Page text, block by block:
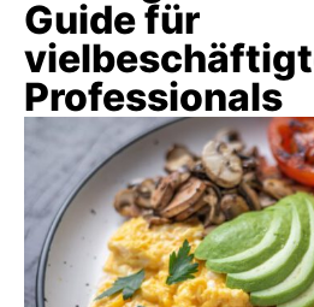
Guide für
Professionals